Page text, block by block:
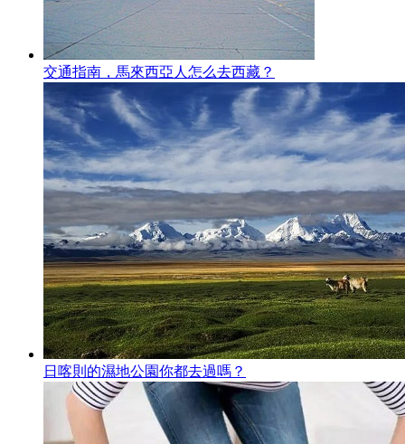
交通指南，馬來西亞人怎么去西藏？
日喀則的濕地公園你都去過嗎？